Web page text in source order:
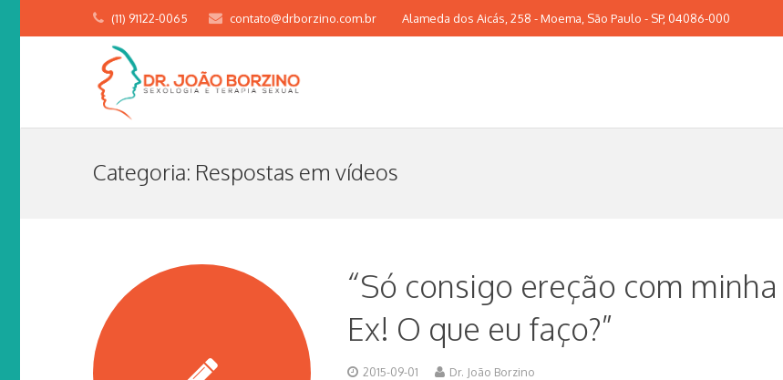
(11) 91122-0065 contato@drborzino.com.br Alameda dos Aicás, 258 - Moema, São Paulo - SP, 04086-000
Categoria: Respostas em vídeos
“Só consigo ereção com minha
Ex! O que eu faço?”
2015-09-01
Dr. João Borzino